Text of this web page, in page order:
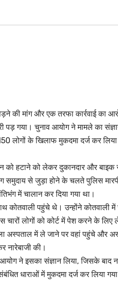
की मांग और एक तरफा कार्रवाई का
पड़ गया। चुनाव आयोग ने मामले का
लोगों के खिलाफ मुकदमा दर्ज कर
हटाने को लेकर दुकानदार और बाइक
समुदाय से जुड़ा होने के चलते पुलिस
में चालान कर दिया गया था।
कोतवाली पहुंचे थे। उन्होंने कोतवाली
चारों लोगों को कोर्ट में पेश करने के
में ले जाने पर वहां पहुंचे और
नारेबाजी की।
ने इसका संज्ञान लिया, जिसके बाद
धाराओं में मुकदमा दर्ज कर लिया